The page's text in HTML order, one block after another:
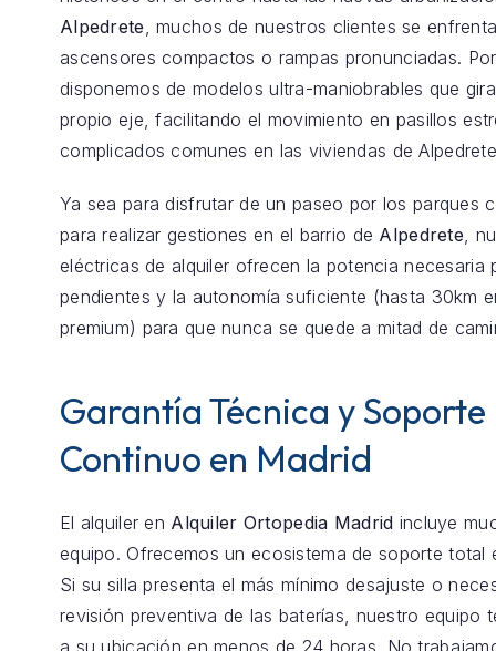
Alpedrete , muchos de nuestros clientes se
ascensores compactos o rampas pronunciadas.
disponemos de modelos ultra-maniobrables que
propio eje, facilitando el movimiento en pasillos
complicados comunes en las viviendas de
Ya sea para disfrutar de un paseo por los parques
para realizar gestiones en el barrio de Alpedrete ,
eléctricas de alquiler ofrecen la potencia necesaria
pendientes y la autonomía suficiente (hasta 30km
premium) para que nunca se quede a mitad de
Garantía Técnica y Soporte
Continuo en Madrid
El alquiler en Alquiler Ortopedia Madrid incluye
equipo. Ofrecemos un ecosistema de soporte total
Si su silla presenta el más mínimo desajuste o
revisión preventiva de las baterías, nuestro equipo